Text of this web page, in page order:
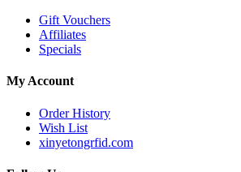
Gift Vouchers
Affiliates
Specials
My Account
Order History
Wish List
xinyetongrfid.com